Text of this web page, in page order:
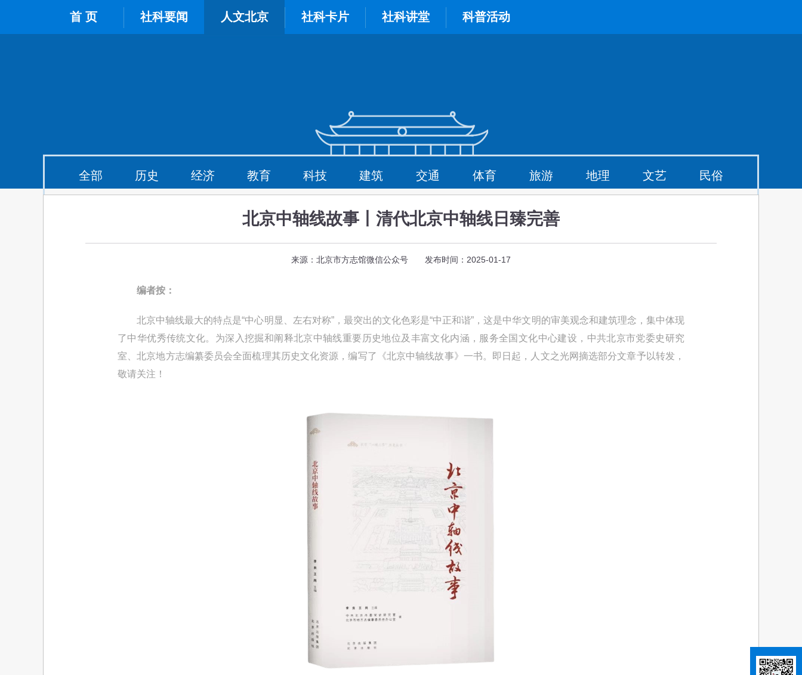
首 页 社科要闻 人文北京 社科卡片 社科讲堂 科普活动
全部 历史 经济 教育 科技 建筑 交通 体育 旅游 地理 文艺 民俗
北京中轴线故事丨清代北京中轴线日臻完善
来源：北京市方志馆微信公众号 发布时间：2025-01-17
编者按：
北京中轴线最大的特点是“中心明显、左右对称”，最突出的文化色彩是“中正和谐”，这是中华文明的审美观念和建筑理念，集中体现
了中华优秀传统文化。为深入挖掘和阐释北京中轴线重要历史地位及丰富文化内涵，服务全国文化中心建设，中共北京市党委史研究
室、北京地方志编纂委员会全面梳理其历史文化资源，编写了《北京中轴线故事》一书。即日起，人文之光网摘选部分文章予以转发，
敬请关注！